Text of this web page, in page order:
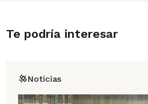
Te podría interesar
Noticias